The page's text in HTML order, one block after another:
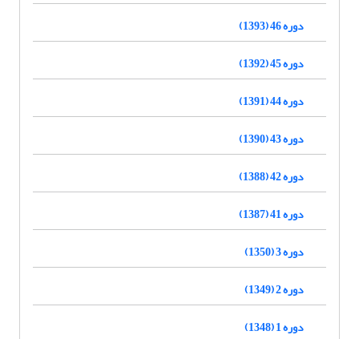
دوره 46 (1393)
دوره 45 (1392)
دوره 44 (1391)
دوره 43 (1390)
دوره 42 (1388)
دوره 41 (1387)
دوره 3 (1350)
دوره 2 (1349)
دوره 1 (1348)